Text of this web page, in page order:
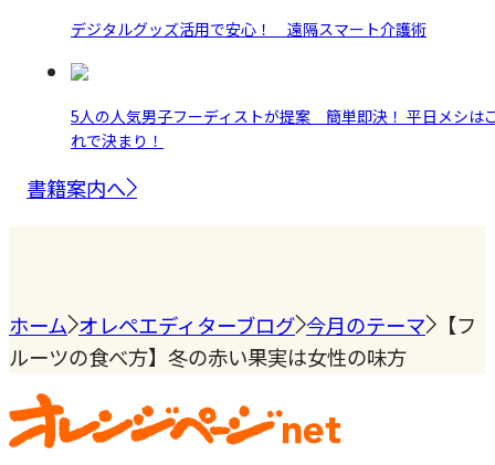
デジタルグッズ活用で安心！ 遠隔スマート介護術
5人の人気男子フーディストが提案 簡単即決！ 平日メシは
れで決まり！
書籍案内へ
ホーム オレペエディターブログ 今月のテーマ
【フ
ルーツの食べ方】冬の赤い果実は女性の味方